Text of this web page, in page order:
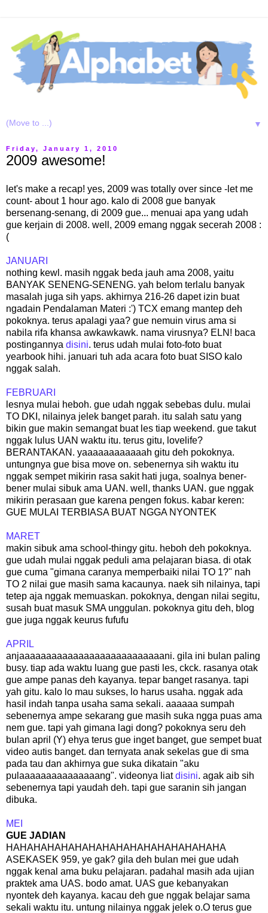
▼
Friday, January 1, 2010
2009 awesome!
let's make a recap! yes, 2009 was totally over since -let me
count- about 1 hour ago. kalo di 2008 gue banyak
bersenang-senang, di 2009 gue... menuai apa yang udah
gue kerjain di 2008. well, 2009 emang nggak secerah 2008 :
(
JANUARI
nothing kewl. masih nggak beda jauh ama 2008, yaitu
BANYAK SENENG-SENENG. yah belom terlalu banyak
masalah juga sih yaps. akhirnya 216-26 dapet izin buat
ngadain Pendalaman Materi :') TCX emang mantep deh
pokoknya. terus apalagi yaa? gue nemuin virus ama si
nabila rifa khansa awkawkawk. nama virusnya? ELN! baca
postingannya disini. terus udah mulai foto-foto buat
yearbook hihi. januari tuh ada acara foto buat SISO kalo
nggak salah.
FEBRUARI
lesnya mulai heboh. gue udah nggak sebebas dulu. mulai
TO DKI, nilainya jelek banget parah. itu salah satu yang
bikin gue makin semangat buat les tiap weekend. gue takut
nggak lulus UAN waktu itu. terus gitu, lovelife?
BERANTAKAN. yaaaaaaaaaaaah gitu deh pokoknya.
untungnya gue bisa move on. sebenernya sih waktu itu
nggak sempet mikirin rasa sakit hati juga, soalnya bener-
bener mulai sibuk ama UAN. well, thanks UAN. gue nggak
mikirin perasaan gue karena pengen fokus. kabar keren:
GUE MULAI TERBIASA BUAT NGGA NYONTEK
MARET
makin sibuk ama school-thingy gitu. heboh deh pokoknya.
gue udah mulai nggak peduli ama pelajaran biasa. di otak
gue cuma "gimana caranya memperbaiki nilai TO 1?" nah
TO 2 nilai gue masih sama kacaunya. naek sih nilainya, tapi
tetep aja nggak memuaskan. pokoknya, dengan nilai segitu,
susah buat masuk SMA unggulan. pokoknya gitu deh, blog
gue juga nggak keurus fufufu
APRIL
anjaaaaaaaaaaaaaaaaaaaaaaaaaaani. gila ini bulan paling
busy. tiap ada waktu luang gue pasti les, ckck. rasanya otak
gue ampe panas deh kayanya. tepar banget rasanya. tapi
yah gitu. kalo lo mau sukses, lo harus usaha. nggak ada
hasil indah tanpa usaha sama sekali. aaaaaa sumpah
sebenernya ampe sekarang gue masih suka ngga puas ama
nem gue. tapi yah gimana lagi dong? pokoknya seru deh
bulan april (Y) ehya terus gue inget banget, gue sempet buat
video autis banget. dan ternyata anak sekelas gue di sma
pada tau dan akhirnya gue suka dikatain "aku
pulaaaaaaaaaaaaaaang". videonya liatdisini. agak aib sih
sebenernya tapi yaudah deh. tapi gue saranin sih jangan
dibuka.
MEI
GUE JADIAN
HAHAHAHAHAHAHAHAHAHAHAHAHAHAHAHA
ASEKASEK 959, ye gak? gila deh bulan mei gue udah
nggak kenal ama buku pelajaran. padahal masih ada ujian
praktek ama UAS. bodo amat. UAS gue kebanyakan
nyontek deh kayanya. kacau deh gue nggak belajar sama
sekali waktu itu. untung nilainya nggak jelek o.O terus gue